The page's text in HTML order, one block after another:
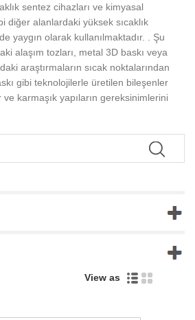
sentez cihazları ve kimyasal
diğer alanlardaki yüksek sıcaklık
yaygın olarak kullanılmaktadır. . Şu
alaşım tozları, metal 3D baskı veya
araştırmaların sıcak noktalarından
gibi teknolojilerle üretilen bileşenler
karmaşık yapıların gereksinimlerini
View as